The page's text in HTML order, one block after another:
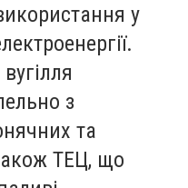
у
з
та
ТЕЦ, що